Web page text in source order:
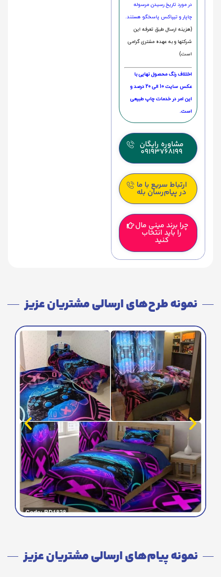
در مورد تاریخ رسیدن مرسوله
چاپار و تیپاکس پاسخگو هستند.
(هزینه ارسال طبق تعرفه این
شرکتها و به عهده مشتری گرامی
است)
اختلاف رنگ محصول نهایی با
عکس سایت 10 الی 20 درصد و
این امر در خدمات چاپ طبیعی
است.
مشاوره رایگان
09193768199
ارتباط سریع با ما
در پیام‌رسان بله
چرا برند مینی مال
را باید انتخاب
کنید
نمونه طرح‌های ارسالی مشتریان عزیز
نمونه پیام‌های ارسالی مشتریان عزیز